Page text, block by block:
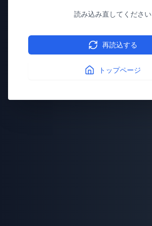
読み込み直してください
再読込する
トップページ